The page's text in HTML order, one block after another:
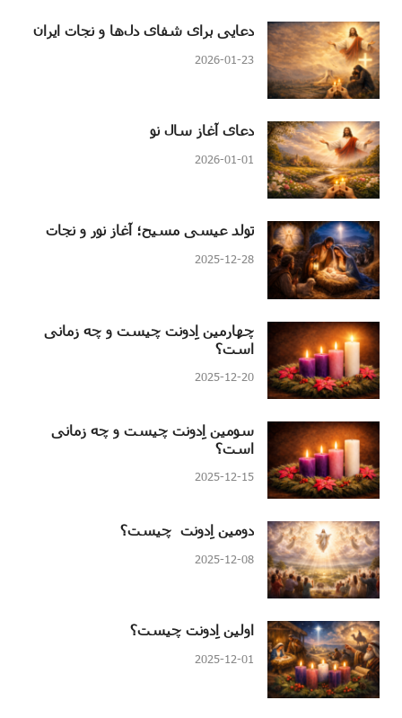
دعایی برای شفای دل‌ها و نجات ایران
2026-01-23
دعای آغاز سال نو
2026-01-01
تولد عیسی مسیح؛ آغاز نور و نجات
2025-12-28
چهارمین اِدونت چیست و چه زمانی
است؟
2025-12-20
سومین اِدونت چیست و چه زمانی
است؟
2025-12-15
دومین اِدونت چیست؟
2025-12-08
اولین اِدونت چیست؟
2025-12-01